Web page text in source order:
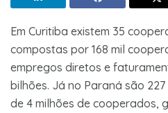
Em Curitiba existem 35
compostas por 168 mil
empregos diretos e
bilhões. Já no Paraná são
de 4 milhões de cooperados,